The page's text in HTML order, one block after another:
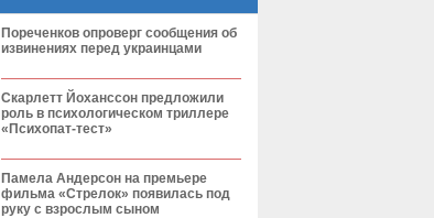
Пореченков опроверг сообщения об
извинениях перед украинцами
Скарлетт Йоханссон предложили
роль в психологическом триллере
«Психопат-тест»
Памела Андерсон на премьере
фильма «Стрелок» появилась под
руку с взрослым сыном